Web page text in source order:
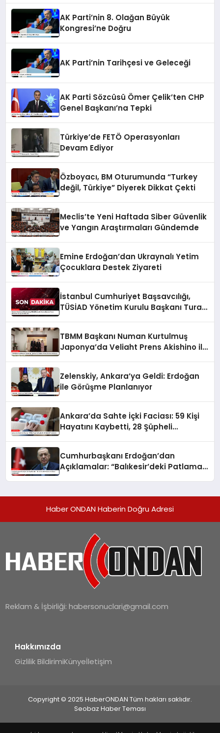
AK Parti’nin 8. Olağan Büyük
Kongresi’ne Doğru
AK Parti’nin Tarihçesi ve Geleceği
AK Parti Sözcüsü Ömer Çelik’ten CHP
Genel Başkanı’na Tepki
Türkiye’de FETÖ Operasyonları
Devam Ediyor
Özboyacı, BM Oturumunda “Turkey
değil, Türkiye” Diyerek Dikkat Çekti
Meclis’te Yeni Haftada Siber Güvenlik
ve Yangın Araştırmaları Gündemde
Emine Erdoğan’dan Ukraynalı Yetim
Çocuklara Destek Ziyareti
İstanbul Cumhuriyet Başsavcılığı,
TÜSİAD Yönetim Kurulu Başkanı Turan
TBMM Başkanı Numan Kurtulmuş
Japonya’da Veliaht Prens Akishino ile
Zelenskiy, Ankara’ya Geldi: Erdoğan
ile Görüşme Planlanıyor
Ankara’da Sahte İçki Faciası: 59 Kişi
Hayatını Kaybetti, 28 Şüpheli
Cumhurbaşkanı Erdoğan’dan
Açıklamalar: “Balıkesir’deki Patlama
Haber ONDAN Haberin Doğru Adresi
Reklam & İşbirliği:habersonuclari@gmail.com
Hakkımızda
Gizlilik BildirimiKünyeİletişim
Copyright © 2025 HaberONDAN Tüm hakları saklıdır.
Seobaz Haber Teması